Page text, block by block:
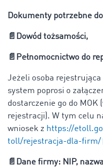
Dokumenty potrzebne
📄 Dowód tożsamości,
📄 Pełnomocnictwo do
Jeżeli osoba
system poprosi o
dostarczenie go do MOK
rejestracji). W tym celu
wniosek z https://
toll/rejestracja-dla-firm/
📄 Dane firmy: NIP,